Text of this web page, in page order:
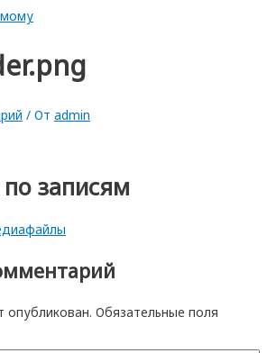
/ От admin
записям
опубликован. Обязательные поля